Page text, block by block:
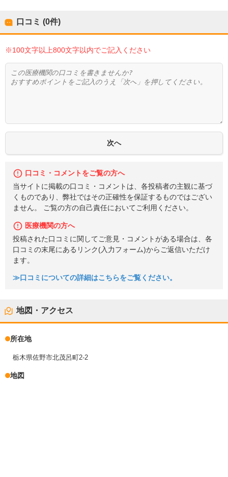
口コミ (0件)
※100文字以上800文字以内でご記入ください
口コミ・コメントをご覧の方へ
当サイトに掲載の口コミ・コメントは、各投稿者の主観に基づ
くものであり、弊社ではその正確性を保証するものではござい
ません。 ご覧の方の自己責任においてご利用ください。
医療機関の方へ
投稿された口コミに関してご意見・コメントがある場合は、各
口コミの末尾にあるリンク(入力フォーム)からご返信いただけ
ます。
≫口コミについての詳細はこちらをご覧ください。
地図・アクセス
所在地
栃木県佐野市北茂呂町2-2
地図